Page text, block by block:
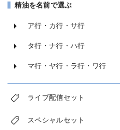
精油を名前で選ぶ
ア行・カ行・サ行
タ行・ナ行・ハ行
マ行・ヤ行・ラ行・ワ行
ライブ配信セット
スペシャルセット